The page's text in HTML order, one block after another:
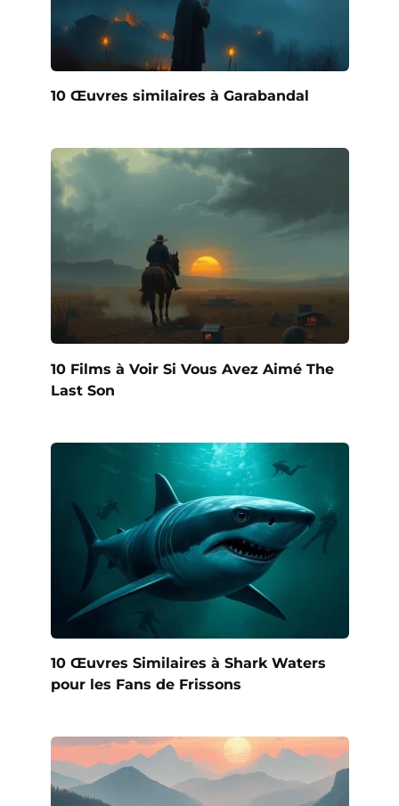
10 Œuvres similaires à Garabandal
10 Films à Voir Si Vous Avez Aimé The
Last Son
10 Œuvres Similaires à Shark Waters
pour les Fans de Frissons